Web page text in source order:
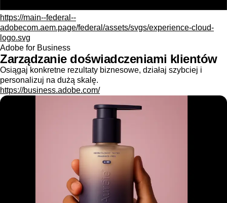
https://main--federal--
adobecom.aem.page/federal/assets/svgs/experience-cloud-
logo.svg
Adobe for Business
Zarządzanie doświadczeniami klientów
Osiągaj konkretne rezultaty biznesowe, działaj szybciej i
personalizuj na dużą skalę.
https://business.adobe.com/